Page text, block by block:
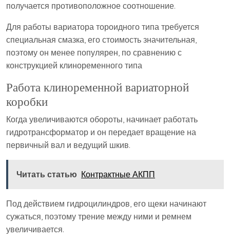
получается противоположное соотношение.
Для работы вариатора тороидного типа требуется
специальная смазка, его стоимость значительная,
поэтому он менее популярен, по сравнению с
конструкцией клиноременного типа
Работа клиноременной вариаторной
коробки
Когда увеличиваются обороты, начинает работать
гидротрансформатор и он передает вращение на
первичный вал и ведущий шкив.
Читать статью Контрактные АКПП
Под действием гидроцилиндров, его щеки начинают
сужаться, поэтому трение между ними и ремнем
увеличивается.